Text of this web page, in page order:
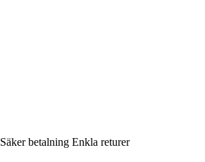
Säker betalning Enkla returer